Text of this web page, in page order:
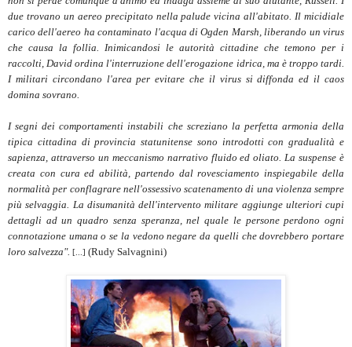
due trovano un aereo precipitato nella palude vicina all'abitato. Il micidiale
carico dell'aereo ha contaminato l'acqua di Ogden Marsh, liberando un virus
che causa la follia. Inimicandosi le autorità cittadine che temono per i
raccolti, David ordina l'interruzione dell'erogazione idrica, ma è troppo tardi.
I militari circondano l'area per evitare che il virus si diffonda ed il caos
domina sovrano.
I segni dei comportamenti instabili che screziano la perfetta armonia della
tipica cittadina di provincia statunitense sono introdotti con gradualità e
sapienza, attraverso un meccanismo narrativo fluido ed oliato. La suspense è
creata con cura ed abilità, partendo dal rovesciamento inspiegabile della
normalità per conflagrare nell'ossessivo scatenamento di una violenza sempre
più selvaggia. La disumanità dell'intervento militare aggiunge ulteriori cupi
dettagli ad un quadro senza speranza, nel quale le persone perdono ogni
connotazione umana o se la vedono negare da quelli che dovrebbero portare
loro salvezza". [...] (Rudy Salvagnini)